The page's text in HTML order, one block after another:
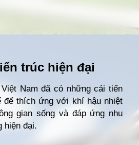
trúc hiện đại
Nam đã có những cải tiến
để thích ứng với khí hậu nhiệt
gian sống và đáp ứng nhu
hiện đại.